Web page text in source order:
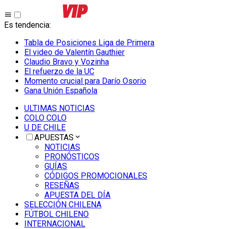
Es tendencia:
Tabla de Posiciones Liga de Primera
El video de Valentín Gauthier
Claudio Bravo y Vozinha
El refuerzo de la UC
Momento crucial para Darío Osorio
Gana Unión Española
ULTIMAS NOTICIAS
COLO COLO
U DE CHILE
APUESTAS
NOTICIAS
PRONÓSTICOS
GUÍAS
CÓDIGOS PROMOCIONALES
RESEÑAS
APUESTA DEL DÍA
SELECCIÓN CHILENA
FÚTBOL CHILENO
INTERNACIONAL